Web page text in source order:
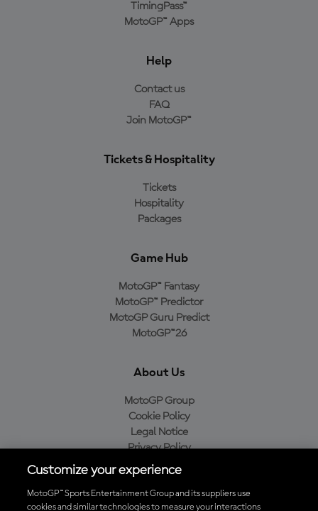
TimingPass™
MotoGP™ Apps
Help
Contact us
FAQ
Join MotoGP™
Tickets & Hospitality
Tickets
Hospitality
Packages
Game Hub
MotoGP™ Fantasy
MotoGP™ Predictor
MotoGP Guru Predict
MotoGP™26
About Us
MotoGP Group
Cookie Policy
Legal Notice
Privacy Policy
Purchase Policy
Customize your experience
MotoGP™ Sports Entertainment Group and its suppliers use
cookies and similar technologies to measure your interactions